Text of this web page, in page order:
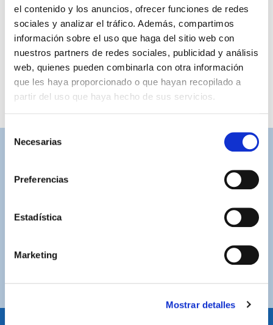
el contenido y los anuncios, ofrecer funciones de redes
sociales y analizar el tráfico. Además, compartimos
información sobre el uso que haga del sitio web con
nuestros partners de redes sociales, publicidad y análisis
web, quienes pueden combinarla con otra información
que les haya proporcionado o que hayan recopilado a
partir del uso que haya hecho de sus servicios.
Selección
Necesarias
Preferencias
Estadística
Marketing
Mostrar detalles
TUBO LACASITOS REAL
ZARAGOZA PEQUEÑO
1,80 €
Contacta con nosotros para solucionar cualquier duda.
Por compras superiores a 100€ (España peninsular)
Plataforma de pago segura a través de tarjeta o